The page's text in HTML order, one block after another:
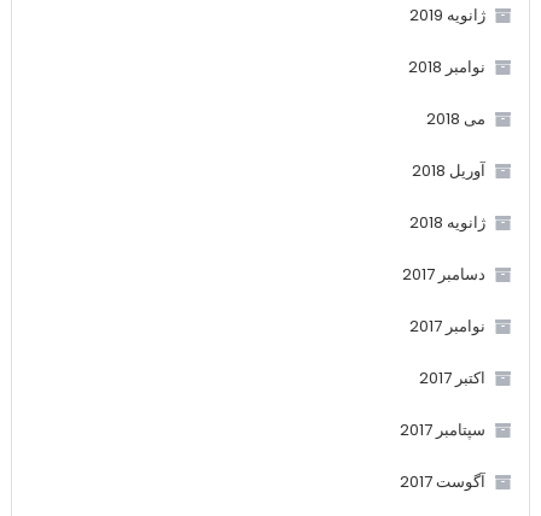
ژانویه 2019
نوامبر 2018
می 2018
آوریل 2018
ژانویه 2018
دسامبر 2017
نوامبر 2017
اکتبر 2017
سپتامبر 2017
آگوست 2017